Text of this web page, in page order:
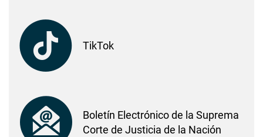
TikTok
Boletín Electrónico de la Suprema
Corte de Justicia de la Nación